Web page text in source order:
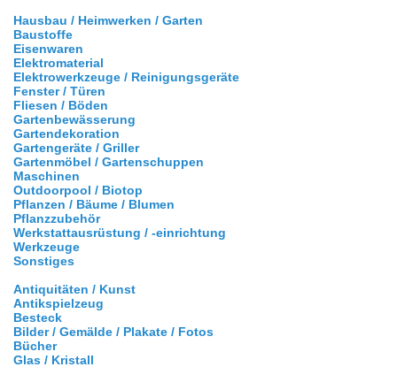
Hausbau / Heimwerken / Garten
Baustoffe
Eisenwaren
Elektromaterial
Elektrowerkzeuge / Reinigungsgeräte
Fenster / Türen
Fliesen / Böden
Gartenbewässerung
Gartendekoration
Gartengeräte / Griller
Gartenmöbel / Gartenschuppen
Maschinen
Outdoorpool / Biotop
Pflanzen / Bäume / Blumen
Pflanzzubehör
Werkstattausrüstung / -einrichtung
Werkzeuge
Sonstiges
Antiquitäten / Kunst
Antikspielzeug
Besteck
Bilder / Gemälde / Plakate / Fotos
Bücher
Glas / Kristall